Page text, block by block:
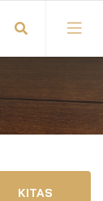
KITAS